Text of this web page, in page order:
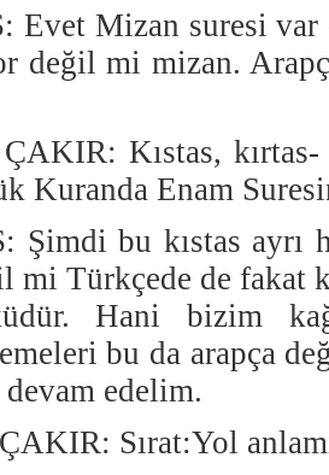
Evet Mizan suresi
değil mi mizan.
Kıstas, kırtas-
Kuranda Enam
Şimdi bu kıstas ayrı
mi Türkçede de fakat
Hani bizim
bu da arapça
edelim.
Sırat:Yol